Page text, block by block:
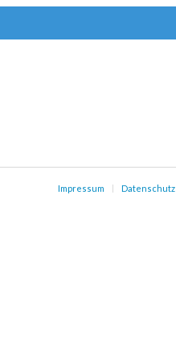
Impressum Datenschutz